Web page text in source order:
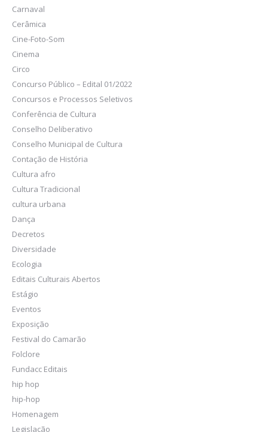
Carnaval
Cerâmica
Cine-Foto-Som
Cinema
Circo
Concurso Público – Edital 01/2022
Concursos e Processos Seletivos
Conferência de Cultura
Conselho Deliberativo
Conselho Municipal de Cultura
Contação de História
Cultura afro
Cultura Tradicional
cultura urbana
Dança
Decretos
Diversidade
Ecologia
Editais Culturais Abertos
Estágio
Eventos
Exposição
Festival do Camarão
Folclore
Fundacc Editais
hip hop
hip-hop
Homenagem
Legislação